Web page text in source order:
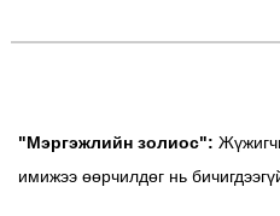
"Мэргэжлийн золиос":
имижээ өөрчилдөг нь